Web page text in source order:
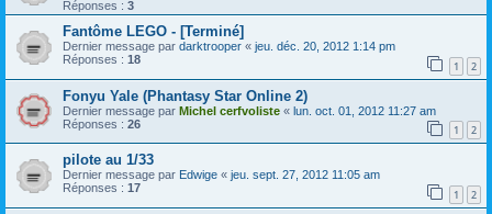
Réponses : 3
Fantôme LEGO - [Terminé]
Dernier message par darktrooper « jeu. déc. 20, 2012 1:14 pm
Réponses : 18 1 2
Fonyu Yale (Phantasy Star Online 2)
Dernier message par Michel cerfvoliste « lun. oct. 01, 2012 11:27 am
Réponses : 26 1 2
pilote au 1/33
Dernier message par Edwige « jeu. sept. 27, 2012 11:05 am
Réponses : 17 1 2